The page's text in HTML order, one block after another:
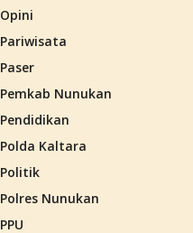
Opini
Pariwisata
Paser
Pemkab Nunukan
Pendidikan
Polda Kaltara
Politik
Polres Nunukan
PPU